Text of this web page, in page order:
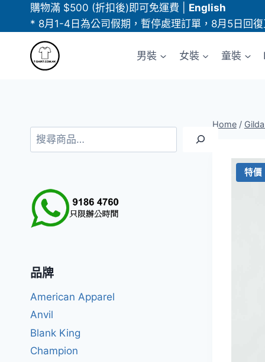
購物滿 $500 (折扣後)即可免運費
English
* 8月1-4日為公司假期，暫停處理訂單，8月5日回
男裝 女裝 童裝
Home /
特價
搜
尋
品牌
American Apparel
Anvil
Blank King
Champion